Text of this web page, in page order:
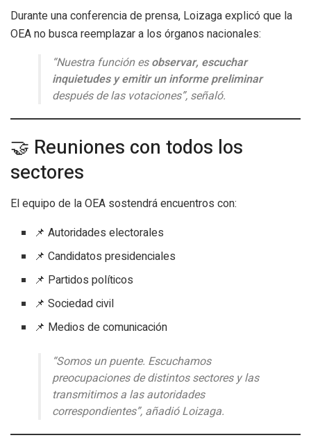
Durante una conferencia de prensa, Loizaga explicó que la
OEA no busca reemplazar a los órganos nacionales:
“Nuestra función esobservar, escuchar
inquietudes y emitir un informe preliminar
después de las votaciones”, señaló.
🤝 Reuniones con todos los
sectores
El equipo de la OEA sostendrá encuentros con:
📌 Autoridades electorales
📌 Candidatos presidenciales
📌 Partidos políticos
📌 Sociedad civil
📌 Medios de comunicación
“Somos un puente. Escuchamos
preocupaciones de distintos sectores y las
transmitimos a las autoridades
correspondientes”, añadió Loizaga.